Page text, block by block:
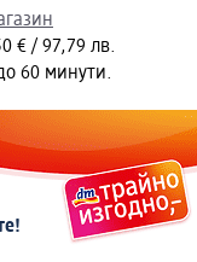
€ / 97,79 лв.
60 минути.